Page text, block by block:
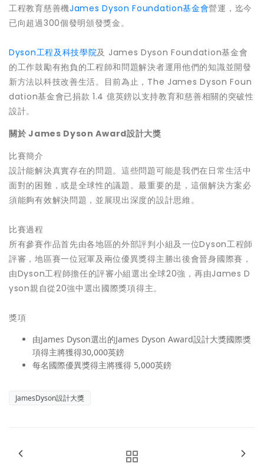
工程教育慈善機James Dyson Foundation基金會營運，迄今
已向超過300個發明頒發獎金。
Dyson工程及科技學院及 James Dyson Foundation基金會
的工作鼓勵有抱負的工程師和問題解決者運用他們的知識並開發
新方法以科技改善生活。目前為止，The James Dyson Foun
dation基金會已捐款 1.4 億英鎊以支持教育和慈善相關的突破性
設計。
關於 James Dyson Award設計大獎
比賽簡介
設計能解決真實存在的問題。這些問題可能是我們在日常生活中
面對的困難，或是全球性的議題。最重要的是，這個解決方案必
須能夠有效解決問題，並展現出深度的設計思維。
比賽過程
所有參賽作品首先由各地區的外部評判小組及一位Dyson工程師
評審，地區賽一位冠軍及兩位優異獎得主勝出後會晉身國際賽，
由Dyson工程師擔任的評審小組選出全球20強，再由James D
yson親自從20強中選出國際獎項得主。
獎項
由James Dyson選出的James Dyson Award設計大獎國際獎
項得主將獲得30,000英鎊
每名國際優異獎得主將獲得 5,000英鎊
JamesDyson設計大獎